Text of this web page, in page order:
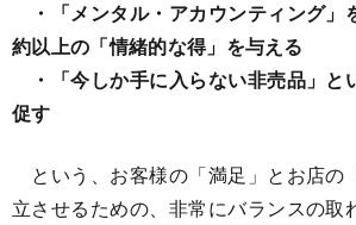
・「メンタル・アカウンティング」
約以上の「情緒的な得」を与える
・「今しか手に入らない非売品」と
促す
という、お客様の「満足」とお店の
立させるための、非常にバランスの取